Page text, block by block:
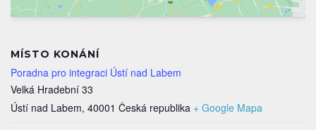
MÍSTO KONÁNÍ
Poradna pro integraci Ústí nad Labem
Velká Hradební 33
Ústí nad Labem, 40001 Česká republika + Google Mapa